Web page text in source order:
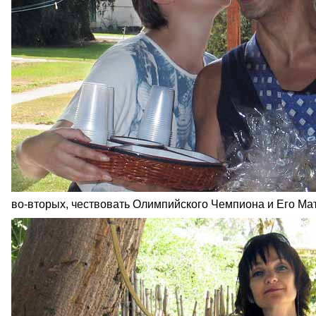
во-вторых, чествовать Олимпийского Чемпиона и Его